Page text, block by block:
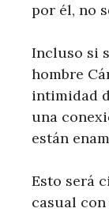
por él, no
Incluso si
hombre
intimidad
una
están
Esto será
casual con